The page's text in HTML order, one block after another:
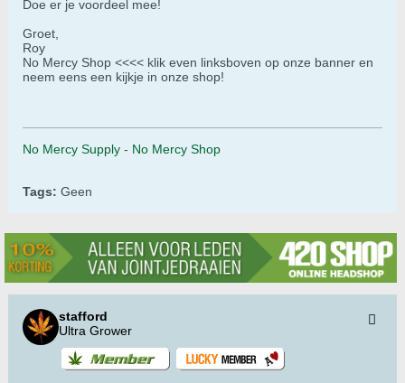
Doe er je voordeel mee!
Groet,
Roy
No Mercy Shop <<<< klik even linksboven op onze banner en
neem eens een kijkje in onze shop!
No Mercy Supply - No Mercy Shop
Tags: Geen
stafford
Ultra Grower